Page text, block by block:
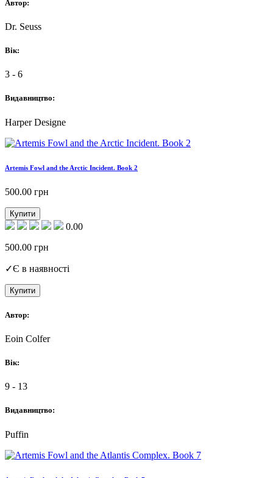
Автор:
Dr. Seuss
Вік:
3 - 6
Видавництво:
Harper Designe
Artemis Fowl and the Arctic Incident. Book 2
500.00 грн
Купити
0.00
500.00 грн
✓Є в наявності
Купити
Автор:
Eoin Colfer
Вік:
9 - 13
Видавництво:
Puffin